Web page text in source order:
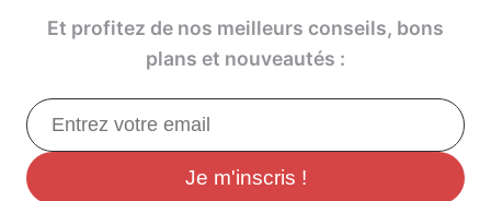
Et profitez de nos meilleurs conseils, bons
plans et nouveautés :
Je m'inscris !